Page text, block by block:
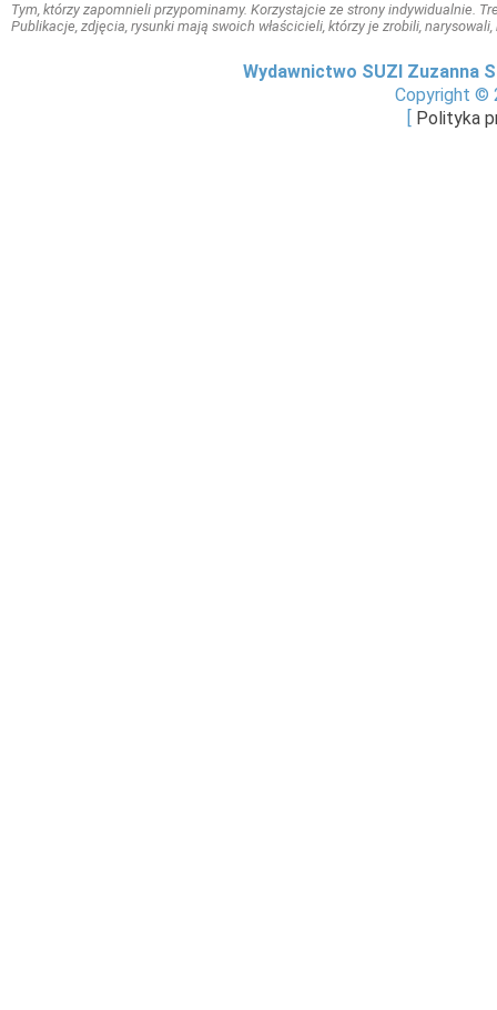
Tym, którzy zapomnieli przypominamy. Korzystajcie ze strony indywidualnie.
Publikacje, zdjęcia, rysunki mają swoich właścicieli, którzy je zrobili,
Wydawnictwo SUZI Zuzanna
Copyright ©
Polityka